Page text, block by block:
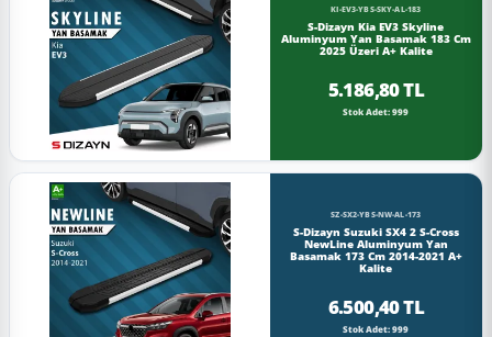
KI-EV3-YBS-SKY-AL-183
S-Dizayn Kia EV3 Skyline
Aluminyum Yan Basamak 183 Cm
2025 Üzeri A+ Kalite
5.186,80 TL
Stok Adet: 999
SZ-SX2-YBS-NW-AL-173
S-Dizayn Suzuki SX4 2 S-Cross
NewLine Aluminyum Yan
Basamak 173 Cm 2014-2021 A+
Kalite
6.500,40 TL
Stok Adet: 999